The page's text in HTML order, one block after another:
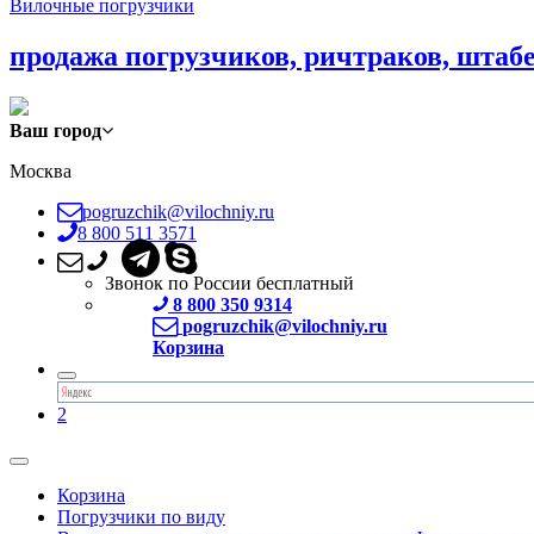
Вилочные погрузчики
продажа погрузчиков, ричтраков,
Ваш город
Москва
pogruzchik@vilochniy.ru
8 800 511 3571
Звонок по России бесплатный
8 800 350 9314
pogruzchik@vilochniy.ru
Корзина
2
Корзина
Погрузчики по виду